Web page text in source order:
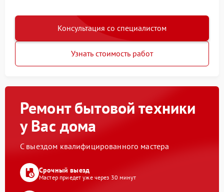
Консультация со специалистом
Узнать стоимость работ
Ремонт бытовой техники
у Вас дома
С выездом квалифицированного мастера
Срочный выезд
Мастер приедет уже через 30 минут